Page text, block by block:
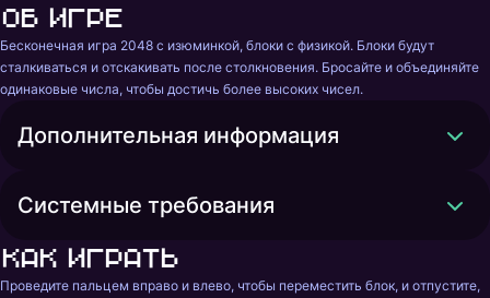
Об игре
Бесконечная игра 2048 с изюминкой, блоки с физикой. Блоки будут
сталкиваться и отскакивать после столкновения. Бросайте и объединяйте
одинаковые числа, чтобы достичь более высоких чисел.
Дополнительная информация
Системные требования
Как играть
Проведите пальцем вправо и влево, чтобы переместить блок, и отпустите,